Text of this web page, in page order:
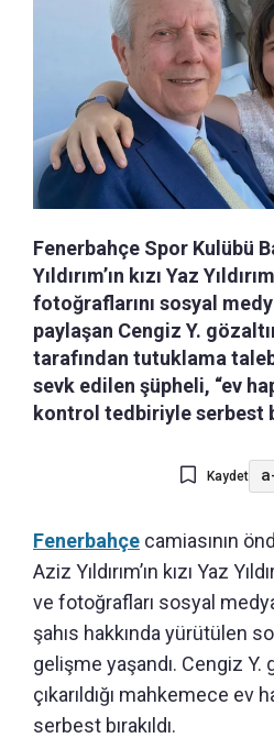
Fenerbahçe Spor Kulübü
Yıldırım’ın kızı Yaz
fotoğraflarını sosyal
paylaşan Cengiz Y.
tarafından tutuklama
sevk edilen şüpheli, “ev
kontrol tedbiriyle serbest
Kaydet
Fenerbahçe camiasının
Aziz Yıldırım’ın kızı Yaz
ve fotoğrafları sosyal
şahıs hakkında yürütülen
gelişme yaşandı. Cengiz Y.
çıkarıldığı mahkemece ev
serbest bırakıldı.